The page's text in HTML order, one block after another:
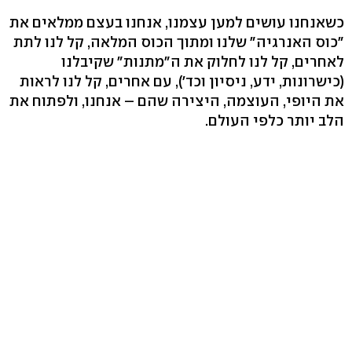
כשאנחנו עושים למען עצמנו, אנחנו בעצם ממלאים את
"כוס האנרגיה" שלנו ומתוך הכוס המלאה, קל לנו לתת
לאחרים, קל לנו לחלוק את ה"מתנות" שקיבלנו
(כישרונות, ידע, ניסיון וכד'), עם אחרים, קל לנו לראות
את היופי, העוצמה, היצירה שהם – אנחנו, ולפתוח את
הלב יותר כלפי העולם.